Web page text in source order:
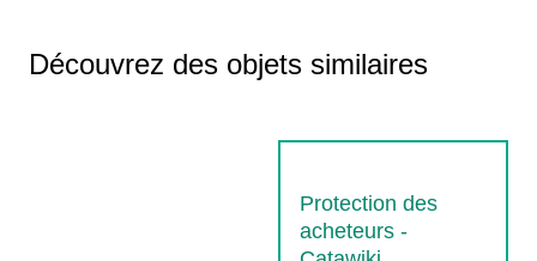
Découvrez des objets similaires
Protection des
acheteurs -